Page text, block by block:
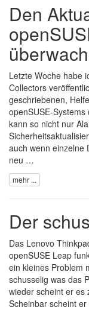
Den
Letzte Woche habe
Collectors
geschriebenen,
openSUSE-
kann so nicht nur
auch wenn einzelne
neu …
mehr ...
Der
Das Lenovo
openSUSE Leap
ein kleines Problem
schusselig was das
wieder scheint er es
Scheinbar scheint